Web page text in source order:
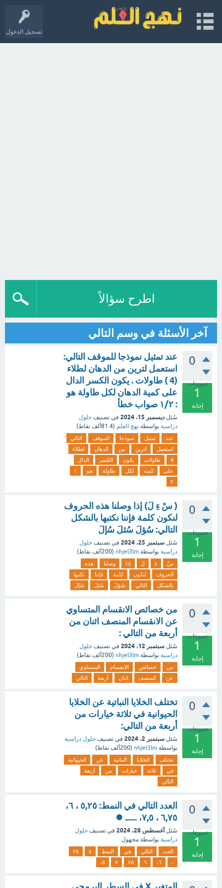
تسجيل الدخول
اطرح سؤالاً
آخر الأسئلة في وسم التالي
0
تصويتات
1
إجابة
عند تمثيل نموذجا للموقف التالي:
استعمل لترين من الدهان لطلاء
(4 ) طاولات . يكون الكسر الدال
على كمية الدهان لكل طاولة هو
: ١/٢ صواب خطأ
سُئل ديسمبر 15، 2024 في تصنيف حلول
دراسية بواسطة نهج العلم (81.4ألف نقاط)
عند تمثيل نموذجا للموقف
التالي
استعمل
لترين من الدهان
لطلاء
4
طاولات يكون الكسر
الدال
على
كمية لكل طاولة هو
١
٢
0
تصويتات
1
إجابة
( سْ ءِ لَ) إذا وصلنا هذه الحروف
لنكون كلمة فإننا نكتبها بالشكل
التالي: سُؤلَ سُئلَ سُإلَ
سُئل سبتمبر 25، 2024 في تصنيف حلول
دراسية بواسطة nhjel3lm
(200ألف نقاط)
سْ ءِ لَ إذا وصلنا
هذه
الحروف
لنكون كلمة فإننا
نكتبها
بالشكل
التالي سُؤلَ سُئلَ سُإلَ
0
تصويتات
1
إجابة
من خصائص الانقسام المتساوي
عن الانقسام المنصف اثنان من
أربعة من التالي :
سُئل سبتمبر 12، 2024 في تصنيف حلول
دراسية بواسطة nhjel3lm
(200ألف نقاط)
من خصائص الانقسام
المتساوي
عن
المنصف اثنان أربعة التالي
0
تصويتات
1
إجابة
تختلف الخلايا النباتية عن الخلايا
الحيوانية في ثلاثة خيارات من
أربعة من التالي:
سُئل سبتمبر 2، 2024 في تصنيف حلول دراسية
بواسطة nhjel3lm
(200ألف نقاط)
تختلف الخلايا النباتية عن
الحيوانية
في
ثلاثة خيارات من
أربعة
التالي
0
تصويتات
1
إجابة
العدد التالي في النمط: ٥,٢٥ ، ٦،
٦,٧٥ ، ٧,٥، ...... ⏺️
سُئل أغسطس 28، 2024 في تصنيف حلول
دراسية بواسطة مجهول
العدد التالي في النمط ٥
٢٥
،
٦، ٦ ٧٥ ٧ ٥،